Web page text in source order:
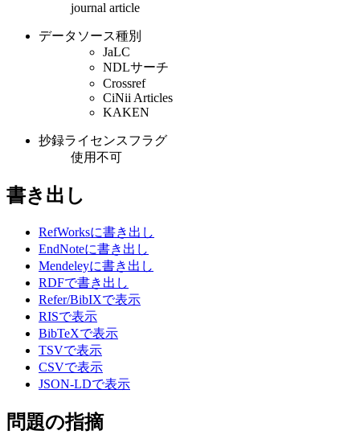
journal article
データソース種別
JaLC
NDLサーチ
Crossref
CiNii Articles
KAKEN
抄録ライセンスフラグ
使用不可
書き出し
RefWorksに書き出し
EndNoteに書き出し
Mendeleyに書き出し
RDFで書き出し
Refer/BibIXで表示
RISで表示
BibTeXで表示
TSVで表示
CSVで表示
JSON-LDで表示
問題の指摘